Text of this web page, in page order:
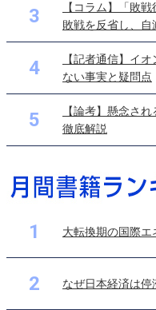
3
【コラム】「敗
敗戦を反省し、自
4
【記者通信】イ
ない事実と疑問点
5
【論考】懸念さ
徹底解説
1 大転換期の国際エ
2 なぜ日本経済は停